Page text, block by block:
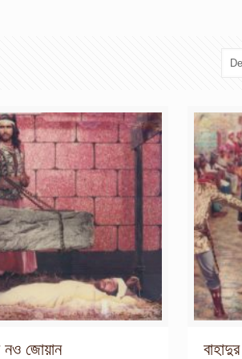
নও জোয়ান